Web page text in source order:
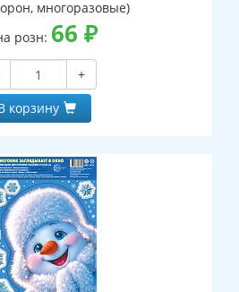
многоразовые)
розн: 66 ₽
+
корзину